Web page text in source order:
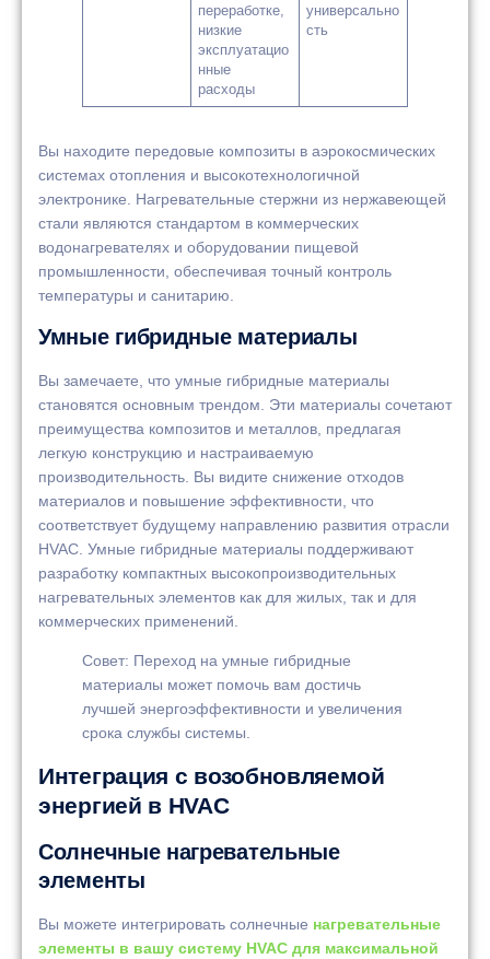
переработке,
низкие
эксплуатацио
нные
расходы
универсально
сть
Вы находите передовые композиты в аэрокосмических
системах отопления и высокотехнологичной
электронике. Нагревательные стержни из нержавеющей
стали являются стандартом в коммерческих
водонагревателях и оборудовании пищевой
промышленности, обеспечивая точный контроль
температуры и санитарию.
Умные гибридные материалы
Вы замечаете, что умные гибридные материалы
становятся основным трендом. Эти материалы сочетают
преимущества композитов и металлов, предлагая
легкую конструкцию и настраиваемую
производительность. Вы видите снижение отходов
материалов и повышение эффективности, что
соответствует будущему направлению развития отрасли
HVAC. Умные гибридные материалы поддерживают
разработку компактных высокопроизводительных
нагревательных элементов как для жилых, так и для
коммерческих применений.
Совет: Переход на умные гибридные
материалы может помочь вам достичь
лучшей энергоэффективности и увеличения
срока службы системы.
Интеграция с возобновляемой
энергией в HVAC
Солнечные нагревательные
элементы
Вы можете интегрировать солнечные нагревательные
элементы в вашу систему HVAC для максимальной